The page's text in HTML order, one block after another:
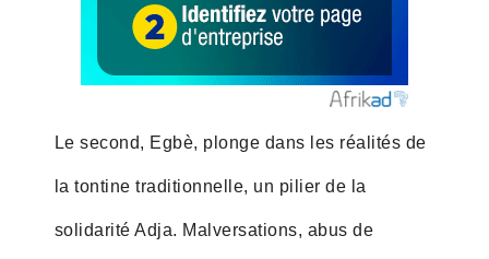
Le second, Egbè, plonge dans les réalités de
la tontine traditionnelle, un pilier de la
solidarité Adja. Malversations, abus de